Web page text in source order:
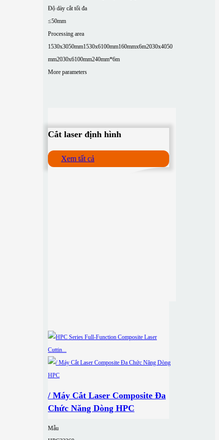
Độ dày cắt tối đa
≤50mm
Processing area
1530x3050mm1530x6100mm160mmx6m2030x4050
mm2030x6100mm240mm*6m
More parameters
Cắt laser định hình
Xem tất cả
/ Máy Cắt Laser Composite Đa
Chức Năng Dòng HPC
Mẫu